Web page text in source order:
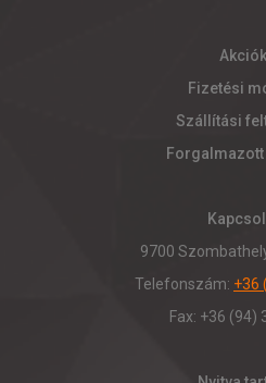
Akciók
Fizetési
Szállítási
9700
Telefonszám: +36
Fax: +36 (94)